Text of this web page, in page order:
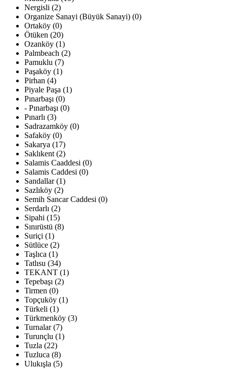
Nergisli (2)
Organize Sanayi (Büyük Sanayi) (0)
Ortaköy (0)
Ötüken (20)
Ozanköy (1)
Palmbeach (2)
Pamuklu (7)
Paşaköy (1)
Pirhan (4)
Piyale Paşa (1)
Pınarbaşı (0)
- Pınarbaşı (0)
Pınarlı (3)
Sadrazamköy (0)
Safaköy (0)
Sakarya (17)
Saklıkent (2)
Salamis Caaddesi (0)
Salamis Caddesi (0)
Sandallar (1)
Sazlıköy (2)
Semih Sancar Caddesi (0)
Serdarlı (2)
Sipahi (15)
Sınırüstü (8)
Suriçi (1)
Sütlüce (2)
Taşlıca (1)
Tatlısu (34)
TEKANT (1)
Tepebaşı (2)
Tirmen (0)
Topçuköy (1)
Türkeli (1)
Türkmenköy (3)
Turnalar (7)
Turunçlu (1)
Tuzla (22)
Tuzluca (8)
Ulukışla (5)